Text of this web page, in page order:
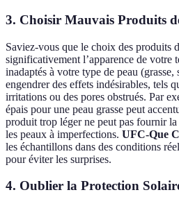
3. Choisir Mauvais Produits
Saviez-vous que le choix des produits
significativement l’apparence de votre
inadaptés à votre type de peau (grasse,
engendrer des effets indésirables, tels
irritations ou des pores obstrués. Par
épais pour une peau grasse peut
produit trop léger ne peut pas fournir
les peaux à imperfections. UFC-Que
les échantillons dans des conditions
pour éviter les surprises.
4. Oublier la Protection